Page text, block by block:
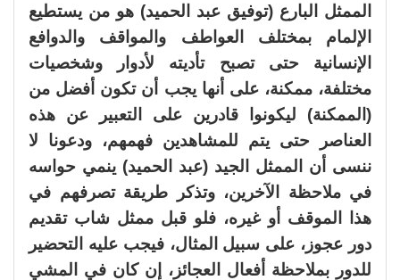
الممثل البارع (توفيق عبد الحميد) هو من يستطيع
الإلمام بمختلف العواطف والمواقف والدوافع
الإنسانية حتى تصبح تأديته لأدوار وشخصيات
مختلفة، ممكنة، على أنها يجب أن تكون أفضل من
(الممكنة) ليكونوا قادرين على التعبير عن هذه
العناصر حتى يتم للمشاهدين فهمهم، ودعونا لا
ننسى أن الممثل الجيد (عبد الحميد) ينمي حواسه
في ملاحظة الآخرين، وتذكر طريقة تصرفهم في
هذا الموقف أو غيره، فلو قبل ممثل شاب تقديم
دور عجوز، على سبيل المثال، فيجب عليه التحضير
للدور بملاحظة أفعال العجائز، إن كان في المشي